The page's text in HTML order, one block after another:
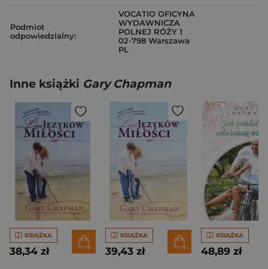
Podmiot
odpowiedzialny:
VOCATIO OFICYNA
WYDAWNICZA
POLNEJ RÓŻY 1
02-798 Warszawa
PL
Inne książki Gary Chapman
KSIĄŻKA
38,34 zł
KSIĄŻKA
39,43 zł
KSIĄŻKA
48,89 zł